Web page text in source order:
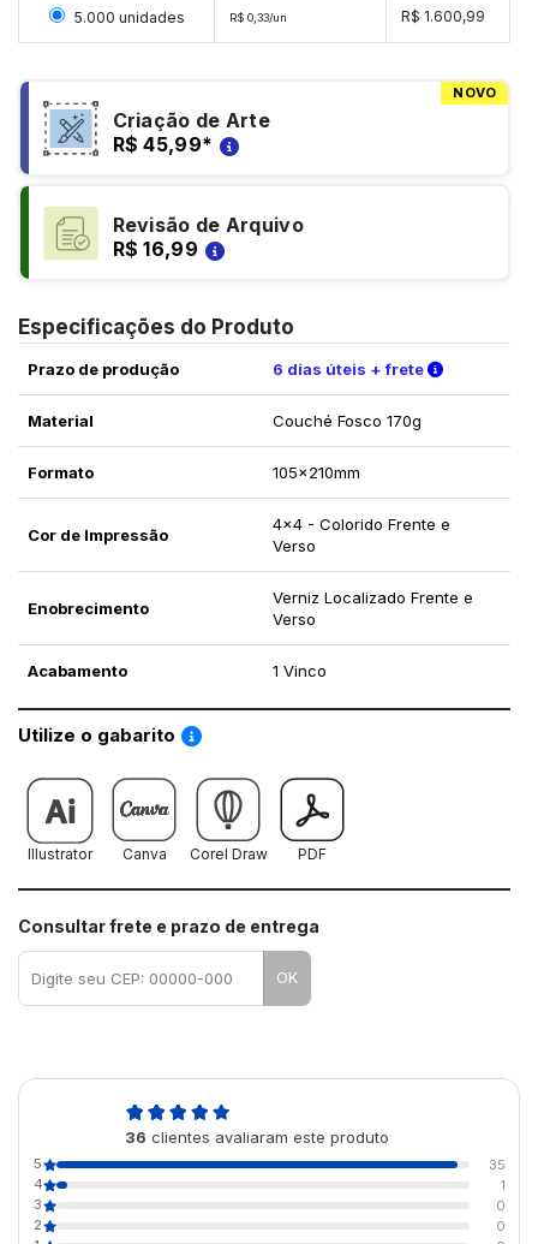
Selecionar 5000 unidades
5.000 unidades R$ 0,33/un R$ 1.600,99
NOVO
Criação de Arte
R$ 45,99*
Revisão de Arquivo
R$ 16,99
Especificações do Produto
Prazo de produção 6 dias úteis + frete Verifique
Material Couché Fosco 170g
Formato 105x210mm
Cor de Impressão
4x4 - Colorido Frente e
Verso
Enobrecimento
Verniz Localizado Frente e
Verso
Acabamento 1 Vinco
Utilize o gabarito Saiba como utilizar os nossos gabaritos
Illustrator Canva Corel Draw PDF
Consultar frete e prazo de entrega
OK
36 clientes avaliaram este produto
5
35
4
1
3
0
2
0